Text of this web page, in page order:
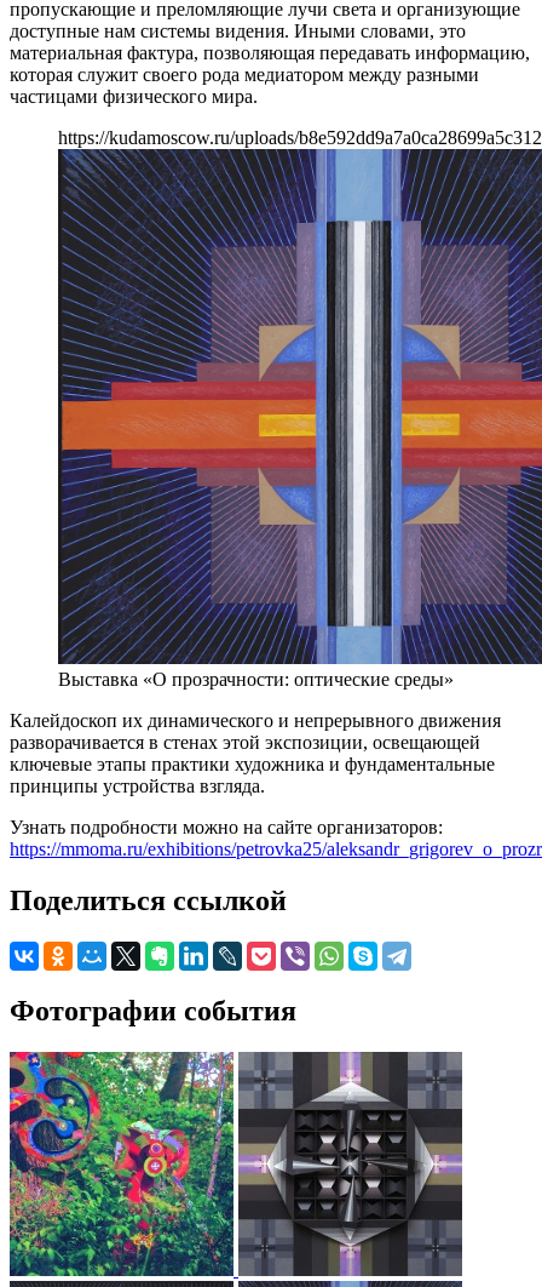
пропускающие и преломляющие лучи света и организующие
доступные нам системы видения. Иными словами, это
материальная фактура, позволяющая передавать информацию,
которая служит своего рода медиатором между разными
частицами физического мира.
https://kudamoscow.ru/uploads/
Выставка «О прозрачности: оптические среды»
Калейдоскоп их динамического и непрерывного движения
разворачивается в стенах этой экспозиции, освещающей
ключевые этапы практики художника и фундаментальные
принципы устройства взгляда.
Узнать подробности можно на сайте организаторов:
https://mmoma.ru/exhibitions/petrovka25/
Поделиться ссылкой
Фотографии события